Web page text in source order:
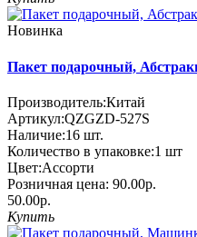
Новинка
Пакет подарочный,
Производитель:Китай
Артикул:QZGZD-527S
Наличие:16 шт.
Количество в упаковке:1 шт
Цвет:Ассорти
Розничная цена: 90.00р.
50.00р.
Купить